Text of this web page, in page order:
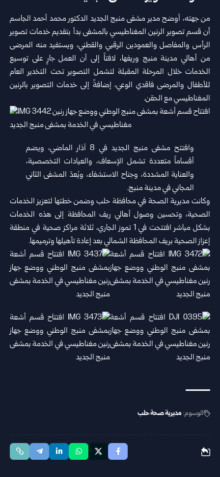
من جهته، أوضح مدير مشفى منبج الجديد الدكتور محمد أحمد الجاسم
أن ‌‏قسم تصوير الرنين المغناطيسي بالمشفى بدأ بتقديم خدمات تصوير
الرأس ‌‏والمفاصل والعمودين الرقبي والقطني، ويستفيد منه المرضى
من أهالي مدينة ‌‏منبج وريفها، لافتاً إلى أن العمل جارٍ على توسيع
الخدمات خلال المرحلة ‌‏المقبلة لتشمل التصوير تحت التخدير العام
للأطفال والمرضى فاقدي الوعي، ‌‏إضافةً إلى خدمات التصوير بالرنين
المغناطيسي مع الحقن.‏
وافتتح مشفى منبج الجديد في 8 آذار الماضي، ويضم
أقساماً متعددة تشمل ‌‏الإسعاف، والعيادات التخصصية،
والعناية المشددة، وجناح الاستشفاء، ويُعدّ ‌‏المشفى الثاني
المجاني في مدينة منبج.‏
وكانت مديرية الصحة في محافظة حلب وضمن خطتها لتعزيز الخدمات
‌‏الصحية، وتحسين وصول أهالي ريف المحافظة إلى هذه الخدمات
بشكل ‌‏مباشر افتتحت في 1 تموز الجاري، ثلاثة مراكز صحية في منطقة
‏إعزاز ‏الصحية بريف المحافظة الشمالي بعد إعادة تأهيلها وترميمها.‏
الوسوم: مديرية صحة حلب